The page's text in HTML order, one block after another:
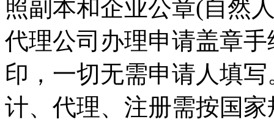
照副本和企业公章(自然
代理公司办理申请盖章
印，一切无需申请人填
计、代理、注册需按国